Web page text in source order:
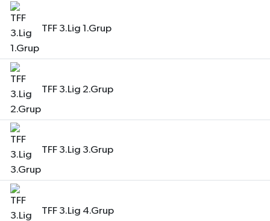
TFF 3.Lig 1.Grup
TFF 3.Lig 2.Grup
TFF 3.Lig 3.Grup
TFF 3.Lig 4.Grup